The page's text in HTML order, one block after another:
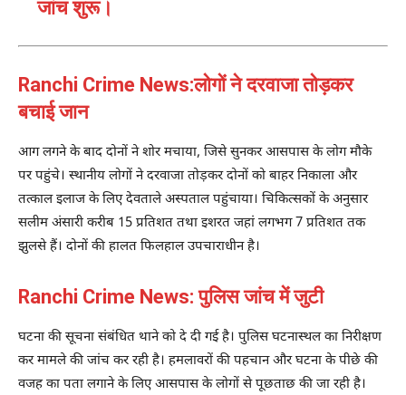
जांच शुरू।
Ranchi Crime News:लोगों ने दरवाजा तोड़कर
बचाई जान
आग लगने के बाद दोनों ने शोर मचाया, जिसे सुनकर आसपास के लोग मौके
पर पहुंचे। स्थानीय लोगों ने दरवाजा तोड़कर दोनों को बाहर निकाला और
तत्काल इलाज के लिए देवताले अस्पताल पहुंचाया। चिकित्सकों के अनुसार
सलीम अंसारी करीब 15 प्रतिशत तथा इशरत जहां लगभग 7 प्रतिशत तक
झुलसे हैं। दोनों की हालत फिलहाल उपचाराधीन है।
Ranchi Crime News: पुलिस जांच में जुटी
घटना की सूचना संबंधित थाने को दे दी गई है। पुलिस घटनास्थल का निरीक्षण
कर मामले की जांच कर रही है। हमलावरों की पहचान और घटना के पीछे की
वजह का पता लगाने के लिए आसपास के लोगों से पूछताछ की जा रही है।